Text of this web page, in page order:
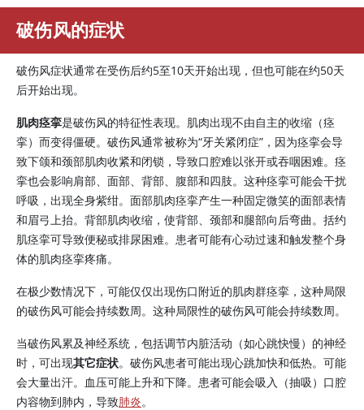
破伤风的症状
破伤风症状通常在受伤后约5至10天开始出现，但也可能在约50天
后开始出现。
肌肉痉挛是破伤风的特征性表现。肌肉出现不由自主的收缩（痉
挛）而变得僵硬。破伤风通常被称为“牙关紧闭症”，因为痉挛会导
致下颌和颈部肌肉收紧和闭锁，导致口腔难以张开或吞咽困难。痉
挛也会影响肩部、面部、背部、腹部和四肢。这种痉挛可能会干扰
呼吸，出现全身紫绀。面部肌肉痉挛产生一种固定微笑的面部表情
和眉弓上抬。背部肌肉收缩，使背部、颈部和腿部向后弯曲。括约
肌痉挛可导致便秘或排尿困难。患者可能有心动过速和触发整个身
体的肌肉痉挛疼痛。
在极少数情况下，可能仅仅出现伤口附近的肌肉群痉挛，这种局限
的破伤风可能会持续数周。这种局限性的破伤风可能会持续数周。
当破伤风累及神经系统，包括调节内脏活动（如心跳快慢）的神经
时，可出现其它症状。破伤风患者可能出现心跳加快和低热。可能
会大量出汗。血压可能上升和下降。患者可能会吸入（抽吸）口腔
内容物到肺内，导致肺炎。